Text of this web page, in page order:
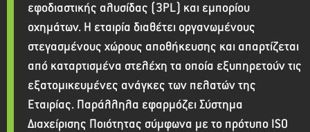
εφοδιαστικής αλυσίδας (3PL) και εμπορίου
οχημάτων. Η εταιρία διαθέτει οργανωμένους
στεγασμένους χώρους αποθήκευσης και απαρτίζεται
από καταρτισμένα στελέχη τα οποία εξυπηρετούν τις
εξατομικευμένες ανάγκες των πελατών της
Εταιρίας. Παράλληλα εφαρμόζει Σύστημα
Διαχείρισης Ποιότητας σύμφωνα με το πρότυπο ISO